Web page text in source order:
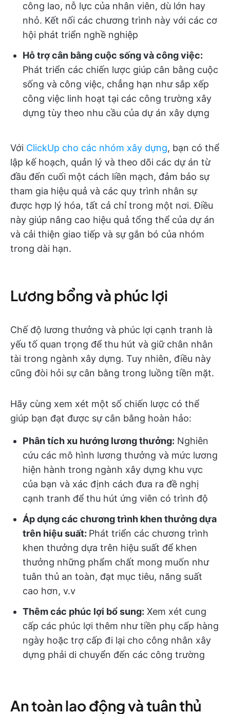
công lao, nỗ lực của nhân viên, dù lớn hay
nhỏ. Kết nối các chương trình này với các cơ
hội phát triển nghề nghiệp
Hỗ trợ cân bằng cuộc sống và công việc:
Phát triển các chiến lược giúp cân bằng cuộc
sống và công việc, chẳng hạn như sắp xếp
công việc linh hoạt tại các công trường xây
dựng tùy theo nhu cầu của dự án xây dựng
Với ClickUp cho các nhóm xây dựng, bạn có thể
lập kế hoạch, quản lý và theo dõi các dự án từ
đầu đến cuối một cách liền mạch, đảm bảo sự
tham gia hiệu quả và các quy trình nhân sự
được hợp lý hóa, tất cả chỉ trong một nơi. Điều
này giúp nâng cao hiệu quả tổng thể của dự án
và cải thiện giao tiếp và sự gắn bó của nhóm
trong dài hạn.
Lương bổng và phúc lợi
Chế độ lương thưởng và phúc lợi cạnh tranh là
yếu tố quan trọng để thu hút và giữ chân nhân
tài trong ngành xây dựng. Tuy nhiên, điều này
cũng đòi hỏi sự cân bằng trong luồng tiền mặt.
Hãy cùng xem xét một số chiến lược có thể
giúp bạn đạt được sự cân bằng hoàn hảo:
Phân tích xu hướng lương thưởng: Nghiên
cứu các mô hình lương thưởng và mức lương
hiện hành trong ngành xây dựng khu vực
của bạn và xác định cách đưa ra đề nghị
cạnh tranh để thu hút ứng viên có trình độ
Áp dụng các chương trình khen thưởng dựa
trên hiệu suất: Phát triển các chương trình
khen thưởng dựa trên hiệu suất để khen
thưởng những phẩm chất mong muốn như
tuân thủ an toàn, đạt mục tiêu, năng suất
cao hơn, v.v
Thêm các phúc lợi bổ sung: Xem xét cung
cấp các phúc lợi thêm như tiền phụ cấp hàng
ngày hoặc trợ cấp đi lại cho công nhân xây
dựng phải di chuyển đến các công trường
An toàn lao động và tuân thủ